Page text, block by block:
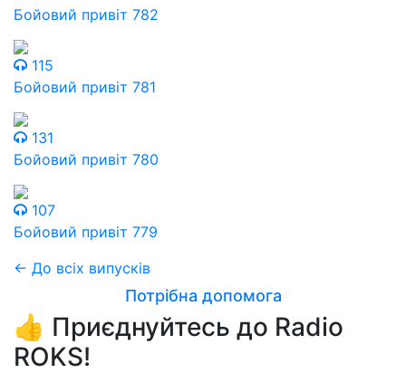
Бойовий привіт 782
115
Бойовий привіт 781
131
Бойовий привіт 780
107
Бойовий привіт 779
← До всіх випусків
Потрібна допомога
👍 Приєднуйтесь до Radio
ROKS!